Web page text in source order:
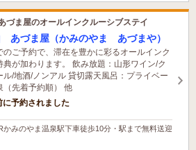
づま屋のオールインクルーシブステイ
あづま屋（かみのやま あづまや）
のご予約で、滞在を豊かに彩るオールインク
典が加わります。 飲み放題：山形ワイン/ク
ル/地酒/ノンアル 貸切露天風呂：プライベー
（先着予約順） 他
に予約されました
みのやま温泉駅下車徒歩10分・駅まで無料送迎